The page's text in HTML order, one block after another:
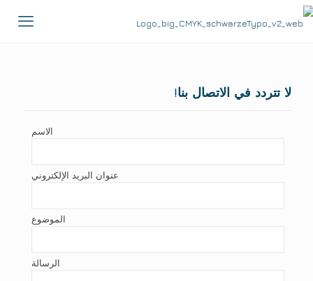
لا تتردد في الاتصال بنا!
الاسم
عنوان البريد الإلكتروني
الموضوع
الرسالة